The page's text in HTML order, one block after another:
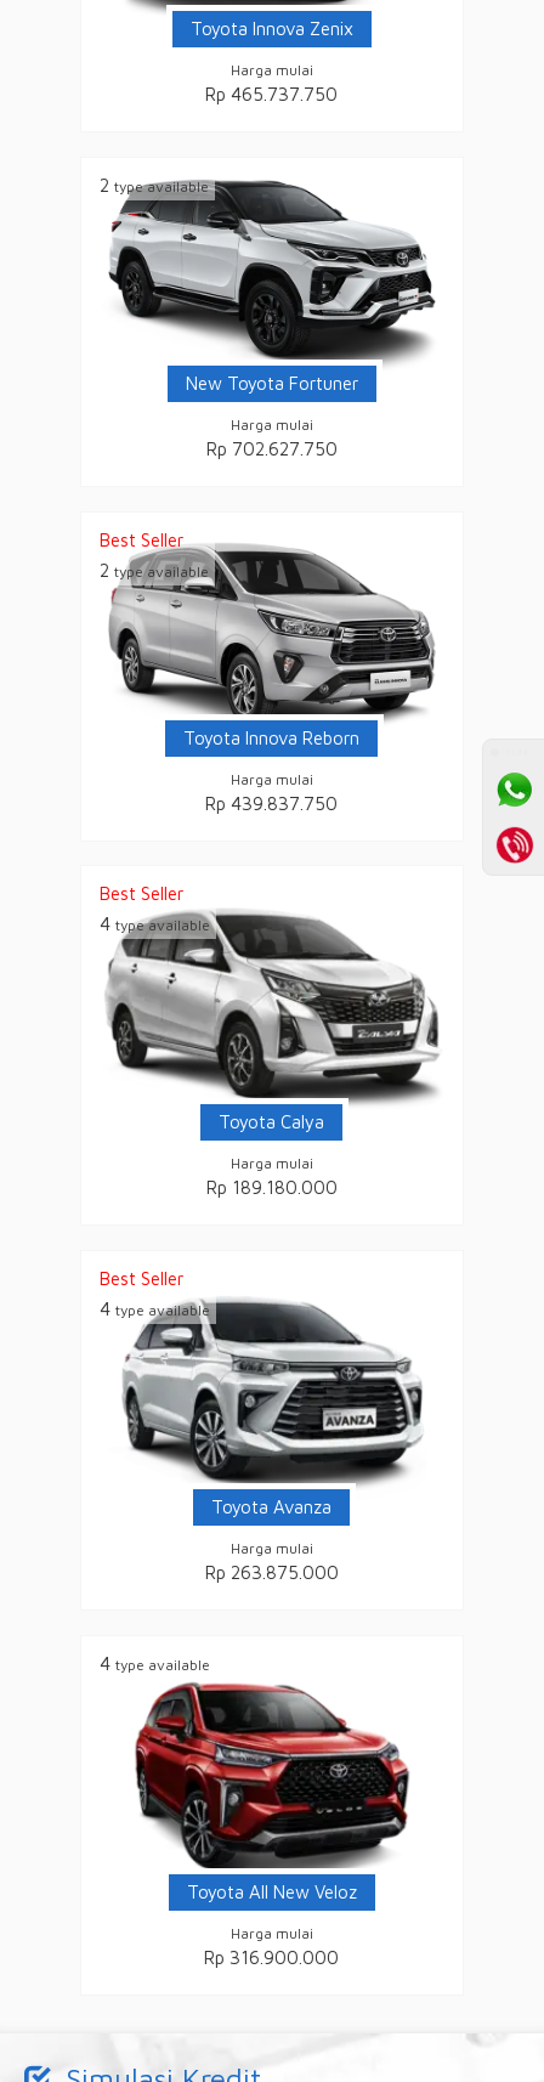
Toyota Innova Zenix
Harga mulai
Rp 465.737.750
2 type available
New Toyota Fortuner
Harga mulai
Rp 702.627.750
Best Seller
2 type available
Toyota Innova Reborn
Harga mulai
Rp 439.837.750
Best Seller
4 type available
Toyota Calya
Harga mulai
Rp 189.180.000
Best Seller
4 type available
Toyota Avanza
Harga mulai
Rp 263.875.000
4 type available
Toyota All New Veloz
Harga mulai
Rp 316.900.000